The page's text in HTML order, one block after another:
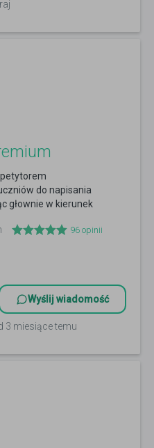
do napisania
głownie w kierunek
96 opinii
Wyślij wiadomość
3 miesiące temu